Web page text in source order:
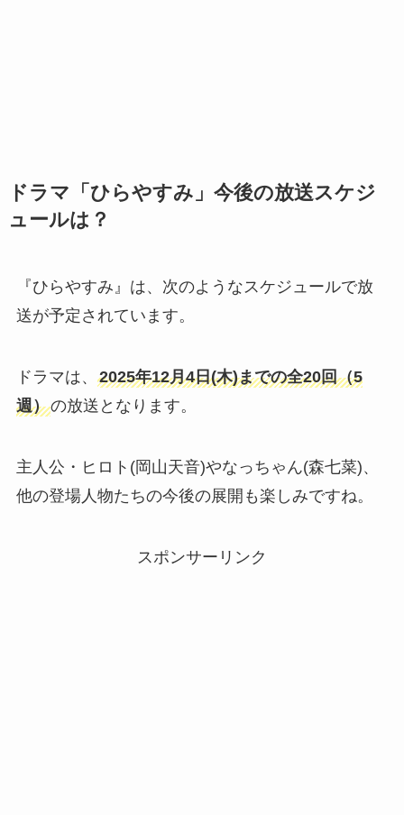
ドラマ「ひらやすみ」今後の放送スケジ
ュールは？
『ひらやすみ』は、次のようなスケジュールで放
送が予定されています。
ドラマは、 2025年12月4日(木)までの全20回（5
週）の放送となります。
主人公・ヒロト(岡山天音)やなっちゃん(森七菜)、
他の登場人物たちの今後の展開も楽しみですね。
スポンサーリンク